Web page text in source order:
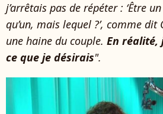
j’arrêtais pas de répéter : ‘Être
qu’un, mais lequel ?’, comme dit
une haine du couple. En réalité,
ce que je désirais".